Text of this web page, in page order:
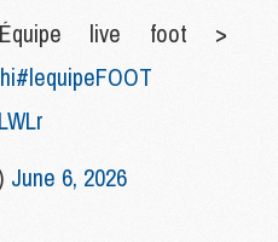
live foot >
#lequipeFOOT
June 6, 2026